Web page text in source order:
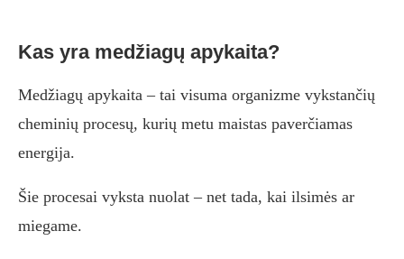
Kas yra medžiagų apykaita?
Medžiagų apykaita – tai visuma organizme vykstančių
cheminių procesų, kurių metu maistas paverčiamas
energija.
Šie procesai vyksta nuolat – net tada, kai ilsimės ar
miegame.